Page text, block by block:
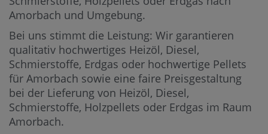
Amorbach und Umgebung.
Bei uns stimmt die Leistung: Wir garantieren
qualitativ hochwertiges Heizöl, Diesel,
Schmierstoffe, Erdgas oder hochwertige Pellets
für Amorbach sowie eine faire Preisgestaltung
bei der Lieferung von Heizöl, Diesel,
Schmierstoffe, Holzpellets oder Erdgas im Raum
Amorbach.